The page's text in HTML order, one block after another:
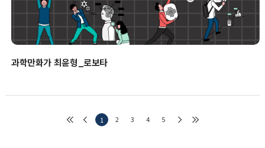
과학만화가 최윤형_로보타
1 2 3 4 5